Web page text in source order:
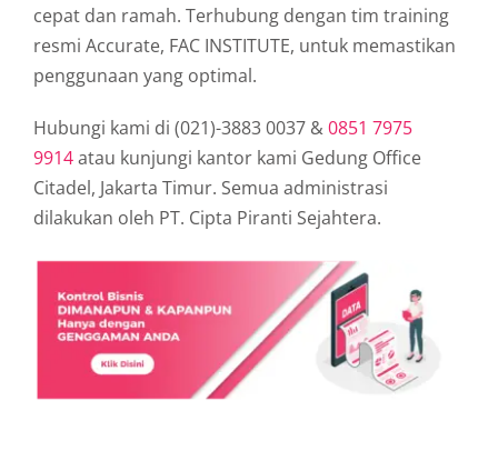
cepat dan ramah. Terhubung dengan tim training
resmi Accurate, FAC INSTITUTE, untuk memastikan
penggunaan yang optimal.
Hubungi kami di (021)-3883 0037 &0851 7975
9914atau kunjungi kantor kami Gedung Office
Citadel, Jakarta Timur. Semua administrasi
dilakukan oleh PT. Cipta Piranti Sejahtera.